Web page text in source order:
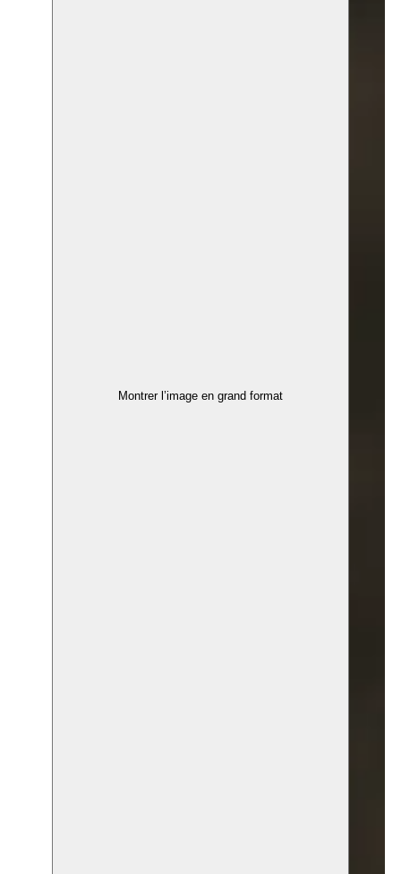
Montrer l’image en grand format